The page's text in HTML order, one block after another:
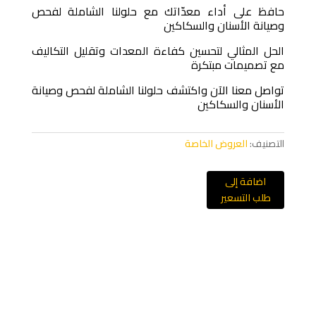
حافظ على أداء معدّاتك مع حلولنا الشاملة لفحص
وصيانة الأسنان والسكاكين
الحل المثالي لتحسين كفاءة المعدات وتقليل التكاليف
مع تصميمات مبتكرة
تواصل معنا الآن واكتشف حلولنا الشاملة لفحص وصيانة
الأسنان والسكاكين
التصنيف:العروض الخاصة
اضافة إلى
طلب التسعير